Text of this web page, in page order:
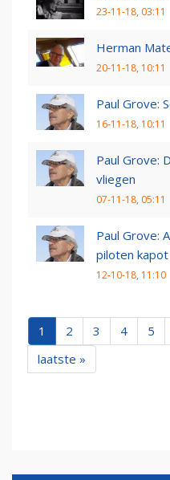
23-11-18, 03:11
Herman
20-11-18, 10:11
Paul Grove:
16-11-18, 10:11
Paul Grove:
vliegen
07-11-18, 05:11
Paul Grove:
piloten kapot
12-10-18, 11:10
1 2 3 4 5
laatste »